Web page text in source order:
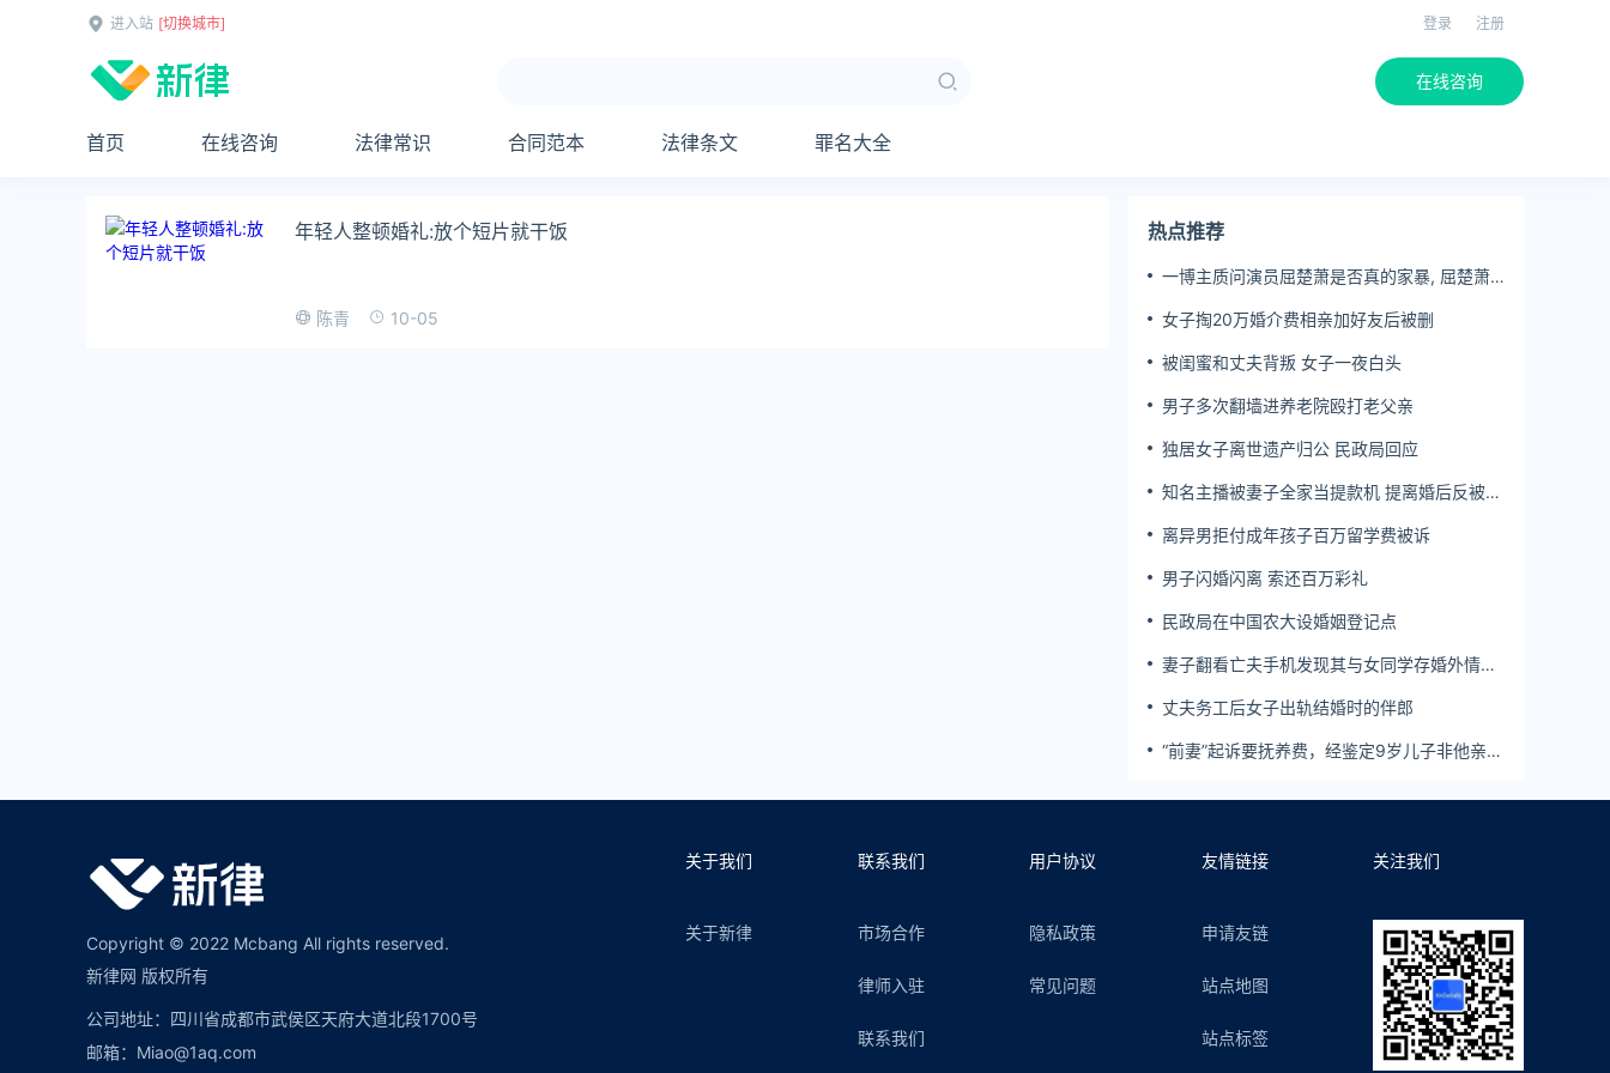
进入站 [切换城市] 登录 注册
在线咨询
首页 在线咨询 法律常识 合同范本 法律条文 罪名大全
年轻人整顿婚礼:放个短片就干饭
陈青 10-05
热点推荐
一博主质问演员屈楚萧是否真的家暴, 屈楚萧
女子掏20万婚介费相亲加好友后被删
被闺蜜和丈夫背叛 女子一夜白头
男子多次翻墙进养老院殴打老父亲
独居女子离世遗产归公 民政局回应
知名主播被妻子全家当提款机 提离婚后反被对
离异男拒付成年孩子百万留学费被诉
男子闪婚闪离 索还百万彩礼
民政局在中国农大设婚姻登记点
妻子翻看亡夫手机发现其与女同学存婚外情，
丈夫务工后女子出轨结婚时的伴郎
“前妻”起诉要抚养费，经鉴定9岁儿子非他亲
Copyright © 2022 Mcbang All rights reserved.
新律网 版权所有
公司地址：四川省成都市武侯区天府大道北段1700号
邮箱：Miao@1aq.com
关于我们
关于新律
联系我们
市场合作
律师入驻
联系我们
用户协议
隐私政策
常见问题
友情链接
申请友链
站点地图
站点标签
关注我们